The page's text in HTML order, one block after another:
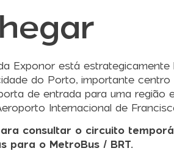
Exponor está estrategicamente
do Porto, importante centro
de entrada para uma região
Internacional de
consultar o circuito
para o MetroBus / BRT.